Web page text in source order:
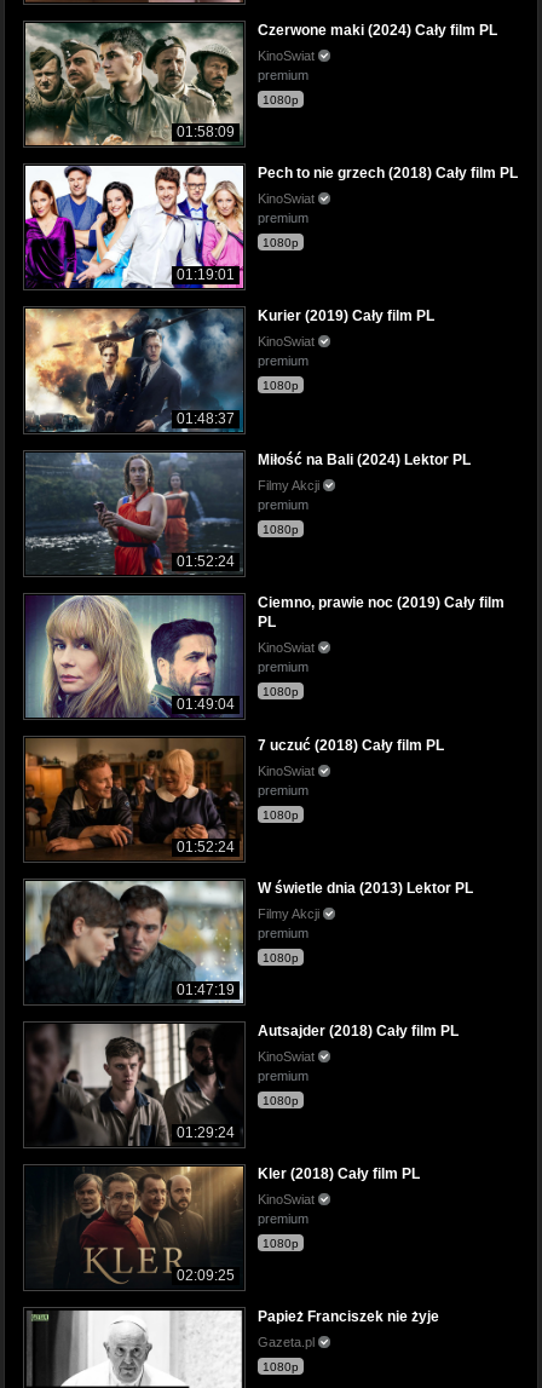
01:58:09
Czerwone maki (2024) Cały film PL
KinoSwiat
premium
1080p
01:19:01
Pech to nie grzech (2018) Cały film PL
KinoSwiat
premium
1080p
01:48:37
Kurier (2019) Cały film PL
KinoSwiat
premium
1080p
01:52:24
Miłość na Bali (2024) Lektor PL
Filmy Akcji
premium
1080p
01:49:04
Ciemno, prawie noc (2019) Cały film
PL
KinoSwiat
premium
1080p
01:52:24
7 uczuć (2018) Cały film PL
KinoSwiat
premium
1080p
01:47:19
W świetle dnia (2013) Lektor PL
Filmy Akcji
premium
1080p
01:29:24
Autsajder (2018) Cały film PL
KinoSwiat
premium
1080p
02:09:25
Kler (2018) Cały film PL
KinoSwiat
premium
1080p
Papież Franciszek nie żyje
Gazeta.pl
1080p